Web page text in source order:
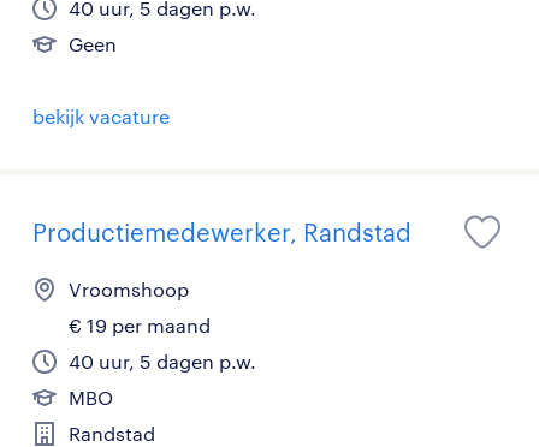
40 uur, 5 dagen p.w.
Geen
bekijk vacature
Productiemedewerker, Randstad
Vroomshoop
€ 19 per maand
40 uur, 5 dagen p.w.
MBO
Randstad